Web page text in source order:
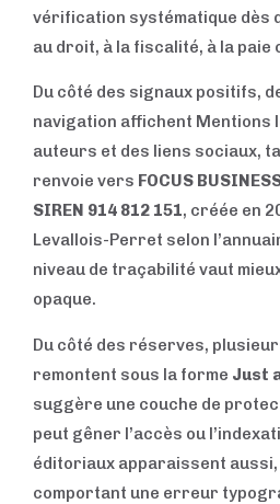
vérification systématique dès
au droit, à la fiscalité, à la paie
Du côté des signaux positifs,
navigation affichent Mentions
auteurs et des liens sociaux,
renvoie vers FOCUS
SIREN 914 812 151, créée en
Levallois-Perret selon
niveau de traçabilité vaut
opaque.
Du côté des réserves,
remontent sous la forme Just
suggère une couche de
peut gêner l’accès ou
éditoriaux apparaissent aussi,
comportant une erreur